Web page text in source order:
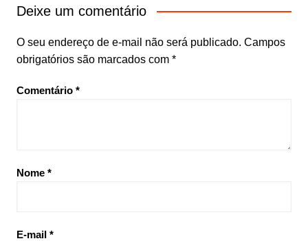
Deixe um comentário
O seu endereço de e-mail não será publicado. Campos
obrigatórios são marcados com *
Comentário *
Nome *
E-mail *